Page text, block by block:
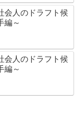
会人のドラフト候
編～
会人のドラフト候
編～